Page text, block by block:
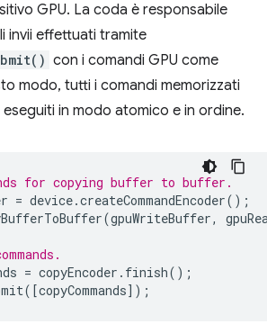
GPU. La coda è responsabile
invii effettuati tramite
con i comandi GPU come
modo, tutti i comandi memorizzati
in modo atomico e in ordine.
for copying buffer to buffer.
= device.createCommandEncoder();
(gpuWriteBuffer,
= copyEncoder . finish();
([copyCommands]);